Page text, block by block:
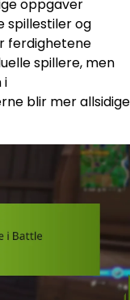
oppgaver
spillestiler og
ferdighetene
spillere, men
i
blir mer allsidige